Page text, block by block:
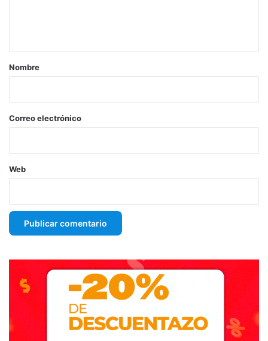
r
*
Nombre
Correo electrónico
Web